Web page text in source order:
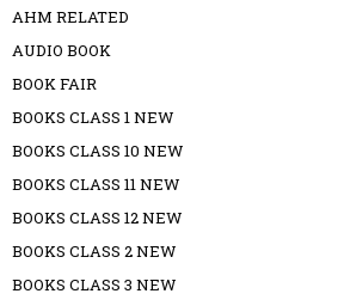
AHM RELATED
AUDIO BOOK
BOOK FAIR
BOOKS CLASS 1 NEW
BOOKS CLASS 10 NEW
BOOKS CLASS 11 NEW
BOOKS CLASS 12 NEW
BOOKS CLASS 2 NEW
BOOKS CLASS 3 NEW